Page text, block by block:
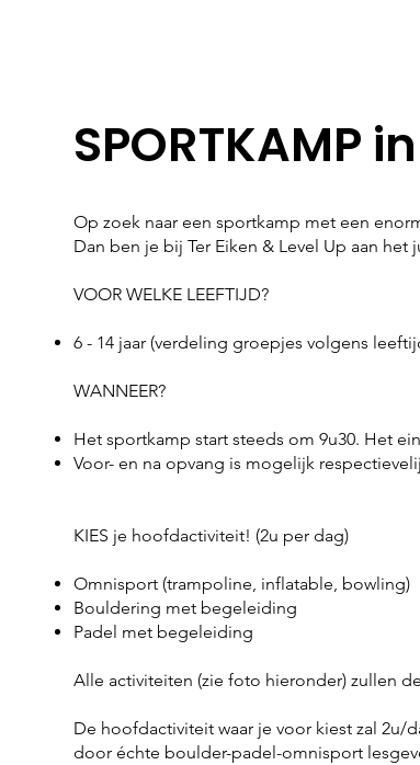
SPORTKAMP
Op zoek naar een sportkamp met een
Dan ben je bij Ter Eiken & Level Up aan het
VOOR WELKE LEEFTIJD?
6 - 14 jaar (verdeling groepjes volgens
WANNEER?
Het sportkamp start steeds om 9u30. Het
Voor- en na opvang is mogelijk
KIES je hoofdactiviteit! (2u per dag)
Omnisport (trampoline, inflatable, bowling)
Bouldering met begeleiding
Padel met begeleiding
Alle activiteiten (zie foto hieronder) zullen
De hoofdactiviteit waar je voor kiest zal
door échte boulder-padel-omnisport